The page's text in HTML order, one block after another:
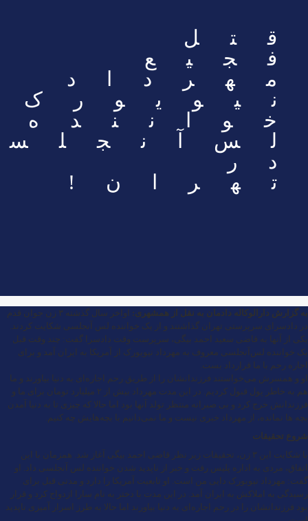
قتل
فجیع
مهرداد
خواننده
در
تهران!
به گزارش دارالوکاله دادمان به نقل از همشهری:
اواخر سال گذشته ۳ زن جوان قدم
در دادسرای سرپرستی تهران گذاشتند و از یک خواننده لس آنجلسی شکایت کردند.
یکی از آنها به قاضی سعید احمد بیگی، سرپرست وقت دادسرا گفت: چند وقت قبل
یک خواننده لس‌آنجلسی معروف به مهرداد نیویورک از آمریکا به ایران آمد و برای
اجاره رحم با ما قرارداد بست.
او و همسرش می‌خواستند فرزندانشان را از طریق رحم اجاره‌ای به دنیا بیاورند و ما
هم به خاطر پول قبول کردیم. در این مدت مهرداد بیش از ۲ میلیارد تومان برای ما و
فرزندانش خرج کرد و بی صبرانه منتظر تولد آنها بود اما حالا که چیزی تا به دنیا آمدن
بچه ها نمانده، از مهرداد خبری نیست و ما نمی‌دانیم با بچه‌هایش چه کنیم.
شروع تحقیقات
با شکایت این ۳ زن، تحقیقات زیر نظر قاضی احمد بیگی آغاز شد. همزمان با این
اتفاق، مردی به اداره پلیس رفت و خبر از ناپدید شدن خواننده لس آنجلسی داد. او
گفت: مهرداد نیویورک دایی من است. او تابعیت آمریکا را دارد و مدتی قبل برای
رسیدگی به املاکش به ایران آمد. در این مدت با دختر به نام سارا ازدواج کرد و قرار
بود فرزندانشان را در رحم اجاره‌ای به دنیا بیاورند اما حالا به طرز اسرار آمیزی ناپدید